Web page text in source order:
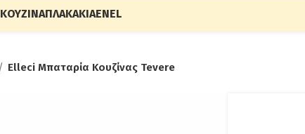
ΚΟΥΖΊΝΑΠΛΑΚΆΚΙΑENEL
Elleci Μπαταρία Κουζίνας Tevere